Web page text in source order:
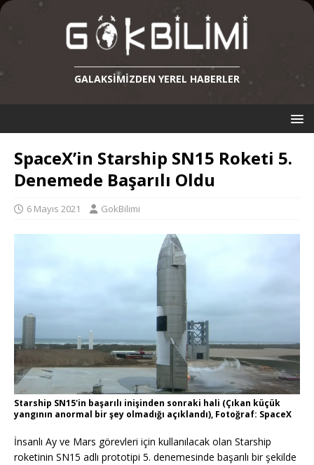
GALAKSIMIZDEN YEREL HABERLER
SpaceX’in Starship SN15 Roketi 5.
Denemede Başarılı Oldu
6 Mayıs 2021 GokBilimi
Starship SN15'in başarılı inişinden sonraki hali (Çıkan küçük
yangının anormal bir şey olmadığı açıklandı), Fotoğraf: SpaceX
İnsanlı Ay ve Mars görevleri için kullanılacak olan Starship
roketinin SN15 adlı prototipi 5. denemesinde başarılı bir şekilde